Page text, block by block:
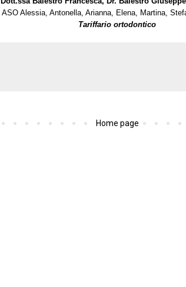
ASO Alessia, Antonella, Arianna, Elena, Martina,
Tariffario ortodontico
Home page